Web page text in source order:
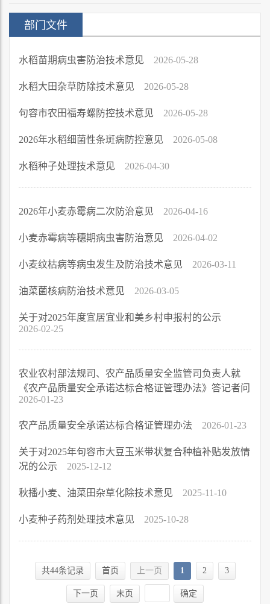
部门文件
水稻苗期病虫害防治技术意见 2026-05-28
水稻大田杂草防除技术意见 2026-05-28
句容市农田福寿螺防控技术意见 2026-05-28
2026年水稻细菌性条斑病防控意见 2026-05-08
水稻种子处理技术意见 2026-04-30
2026年小麦赤霉病二次防治意见 2026-04-16
小麦赤霉病等穗期病虫害防治意见 2026-04-02
小麦纹枯病等病虫发生及防治技术意见 2026-03-11
油菜菌核病防治技术意见 2026-03-05
关于对2025年度宜居宜业和美乡村申报村的公示
2026-02-25
农业农村部法规司、农产品质量安全监管司负责人就
《农产品质量安全承诺达标合格证管理办法》答记者问
2026-01-23
农产品质量安全承诺达标合格证管理办法 2026-01-23
关于对2025年句容市大豆玉米带状复合种植补贴发放情
况的公示
2025-12-12
秋播小麦、油菜田杂草化除技术意见 2025-11-10
小麦种子药剂处理技术意见 2025-10-28
共44条记录 首页 上一页 1 2 3
下一页 末页 确定